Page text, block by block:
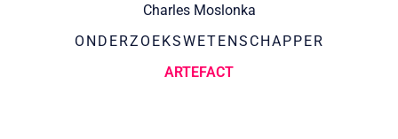
Charles Moslonka
ONDERZOEKSWETENSCHAPPER
ARTEFACT